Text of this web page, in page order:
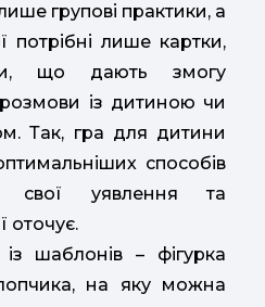
групові практики, а
потрібні лише картки,
що дають змогу
розмови із дитиною чи
Так, гра для дитини
способів
свої уявлення та
оточує.
шаблонів – фігурка
на яку можна